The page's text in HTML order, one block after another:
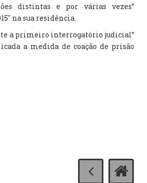
distintas e por várias vezes”
na sua residência.
a primeiro interrogatório judicial”
a medida de coação de prisão